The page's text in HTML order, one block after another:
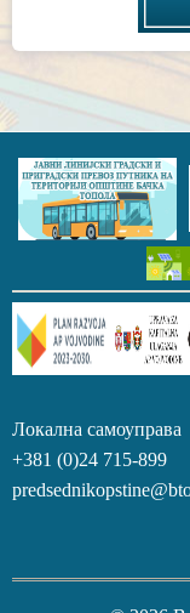
Локална
+381 (0)24